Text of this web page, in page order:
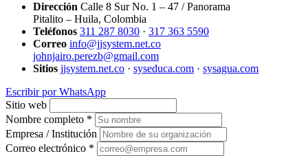
Dirección Calle 8 Sur No. 1 – 47 / Panorama
Pitalito – Huila, Colombia
Teléfonos 311 287 8030 · 317 363 5590
Correo info@jjsystem.net.co
johnjairo.perezb@gmail.com
Sitios jjsystem.net.co · syseduca.com · sysagua.com
Escribir por WhatsApp
Sitio web
Nombre completo *
Empresa / Institución
Correo electrónico *